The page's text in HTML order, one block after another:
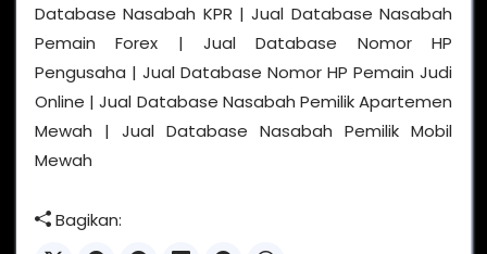
Database Nasabah KPR | Jual Database Nasabah
Pemain Forex | Jual Database Nomor HP
Pengusaha | Jual Database Nomor HP Pemain Judi
Online | Jual Database Nasabah Pemilik Apartemen
Mewah | Jual Database Nasabah Pemilik Mobil
Mewah
Bagikan: